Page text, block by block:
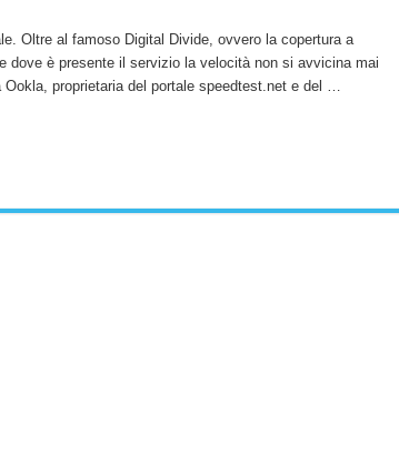
Oltre al famoso Digital Divide, ovvero la copertura a
dove è presente il servizio la velocità non si avvicina mai
Ookla, proprietaria del portale speedtest.net e del …